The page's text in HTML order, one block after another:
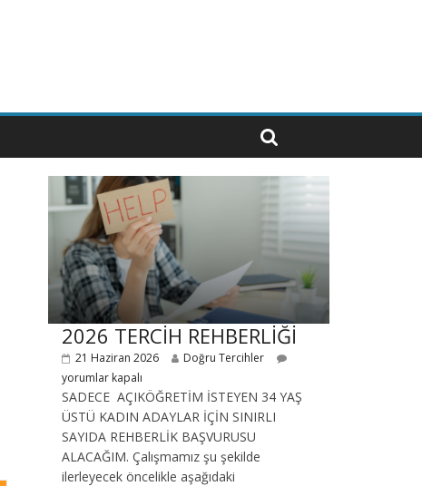
2026 TERCİH REHBERLİĞİ
21 Haziran 2026
Doğru Tercihler
yorumlar kapalı
SADECE AÇIKÖĞRETİM İSTEYEN 34 YAŞ
ÜSTÜ KADIN ADAYLAR İÇİN SINIRLI
SAYIDA REHBERLİK BAŞVURUSU
ALACAĞIM. Çalışmamız şu şekilde
ilerleyecek öncelikle aşağıdaki